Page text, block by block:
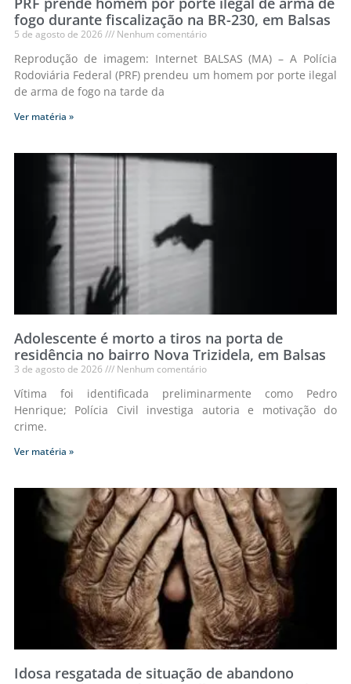
fogo durante fiscalização na BR-230, em Balsas
5 de agosto de 2026 Nenhum comentário
Reprodução de imagem: Internet BALSAS (MA) – A Polícia
Rodoviária Federal (PRF) prendeu um homem por porte ilegal
de arma de fogo na tarde da
Ver matéria »
Adolescente é morto a tiros na porta de
residência no bairro Nova Trizidela, em Balsas
3 de agosto de 2026 Nenhum comentário
Vítima foi identificada preliminarmente como Pedro
Henrique; Polícia Civil investiga autoria e motivação do
crime.
Ver matéria »
Idosa resgatada de situação de abandono